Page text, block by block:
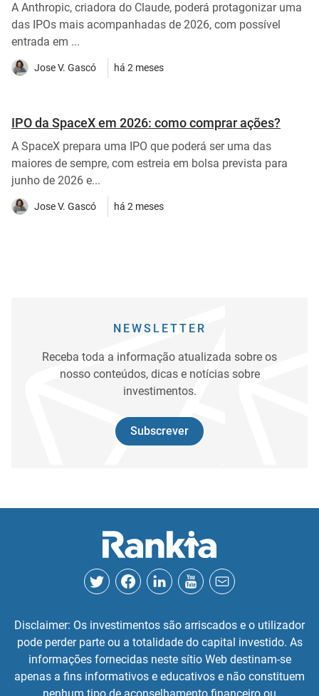
A Anthropic, criadora do Claude, poderá protagonizar uma
das IPOs mais acompanhadas de 2026, com possível
entrada em ...
Jose V. Gascó há 2 meses
IPO da SpaceX em 2026: como comprar ações?
A SpaceX prepara uma IPO que poderá ser uma das
maiores de sempre, com estreia em bolsa prevista para
junho de 2026 e...
Jose V. Gascó há 2 meses
NEWSLETTER
Receba toda a informação atualizada sobre os
nosso conteúdos, dicas e notícias sobre
investimentos.
Subscrever
Disclaimer: Os investimentos são arriscados e o utilizador
pode perder parte ou a totalidade do capital investido. As
informações fornecidas neste sítio Web destinam-se
apenas a fins informativos e educativos e não constituem